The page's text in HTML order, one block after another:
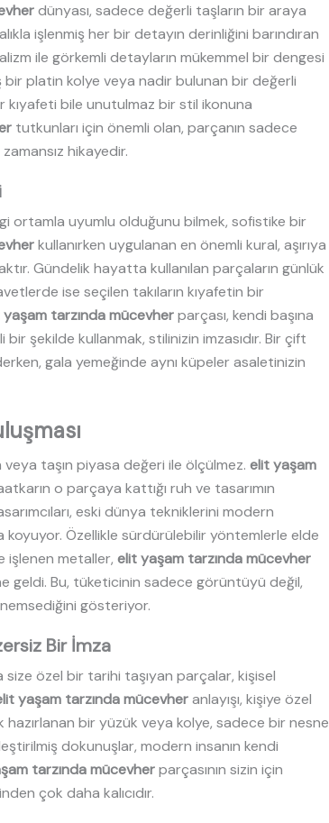
dünyası, sadece değerli taşların bir araya
işlenmiş her bir detayın derinliğini barındıran
ile görkemli detayların mükemmel bir dengesi
bir platin kolye veya nadir bulunan bir değerli
kıyafeti bile unutulmaz bir stil ikonuna
tutkunları için önemli olan, parçanın sadece
hikayedir.
ortamla uyumlu olduğunu bilmek, sofistike bir
kullanırken uygulanan en önemli kural, aşırıya
Gündelik hayatta kullanılan parçaların günlük
ise seçilen takıların kıyafetin bir
tarzında mücevherparçası, kendi başına
şekilde kullanmak, stilinizin imzasıdır. Bir çift
gala yemeğinde aynı küpeler asaletinizin
taşın piyasa değeri ile ölçülmez. elit yaşam
o parçaya kattığı ruh ve tasarımın
eski dünya tekniklerini modern
Özellikle sürdürülebilir yöntemlerle elde
işlenen metaller, elit yaşam tarzında mücevher
geldi. Bu, tüketicinin sadece görüntüyü değil,
gösteriyor.
Bir İmza
size özel bir tarihi taşıyan parçalar, kişisel
yaşam tarzında mücevheranlayışı, kişiye özel
hazırlanan bir yüzük veya kolye, sadece bir nesne
dokunuşlar, modern insanın kendi
tarzında mücevherparçasının sizin için
çok daha kalıcıdır.